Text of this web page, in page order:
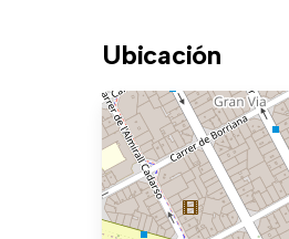
Ubicación